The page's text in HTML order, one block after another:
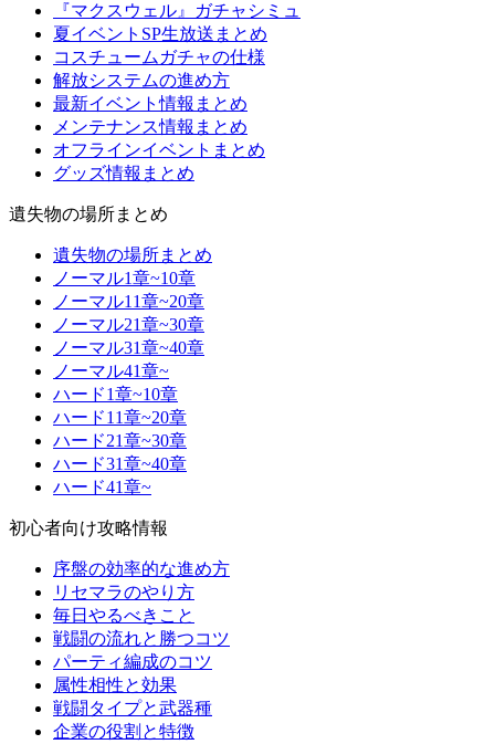
『マクスウェル』ガチャシミュ
夏イベントSP生放送まとめ
コスチュームガチャの仕様
解放システムの進め方
最新イベント情報まとめ
メンテナンス情報まとめ
オフラインイベントまとめ
グッズ情報まとめ
遺失物の場所まとめ
遺失物の場所まとめ
ノーマル1章~10章
ノーマル11章~20章
ノーマル21章~30章
ノーマル31章~40章
ノーマル41章~
ハード1章~10章
ハード11章~20章
ハード21章~30章
ハード31章~40章
ハード41章~
初心者向け攻略情報
序盤の効率的な進め方
リセマラのやり方
毎日やるべきこと
戦闘の流れと勝つコツ
パーティ編成のコツ
属性相性と効果
戦闘タイプと武器種
企業の役割と特徴